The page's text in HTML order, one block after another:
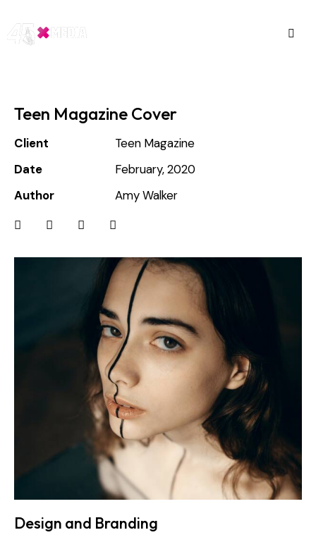
Teen Magazine Cover
Design and Branding
Client
Teen Magazine
Date
February, 2020
Author
Amy Walker